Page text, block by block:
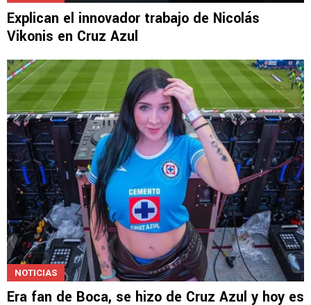
Explican el innovador trabajo de Nicolás
Vikonis en Cruz Azul
NOTICIAS
Era fan de Boca, se hizo de Cruz Azul y hoy es